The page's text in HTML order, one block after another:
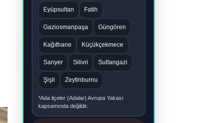
Eyüpsultan Fatih
Gaziosmanpaşa Güngören
Kağıthane Küçükçekmece
Sarıyer Silivri Sultangazi
Şişli Zeytinburnu
*Ada ilçeler (Adalar) Avrupa Yakası
kapsamında değildir.